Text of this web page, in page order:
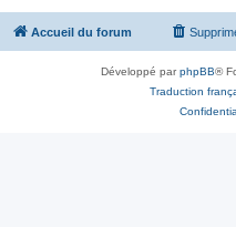
Accueil du forum
Développé parphpBB®
Traduction